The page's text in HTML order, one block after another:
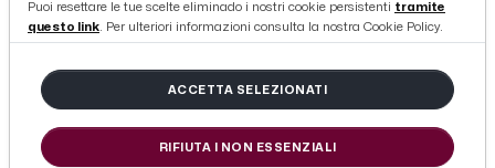
Ascoli Calcio: Eramo, Baschirotto e
Tsadjout in visita a tre istituti
scolastici cittadini
di Redazione Picenotime
Puoi resettare le tue scelte eliminado i nostri cookie persistenti tramite
questo link. Per ulteriori informazioni consulta la nostra Cookie Policy.
ACCETTA SELEZIONATI
RIFIUTA I NON ESSENZIALI